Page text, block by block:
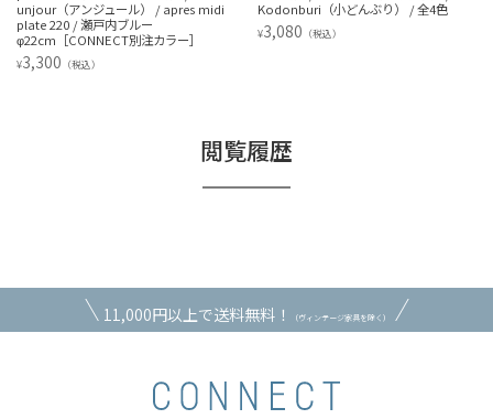
unjour（アンジュール） / apres midi
plate 220 / 瀬戸内ブルー
φ22cm［CONNECT別注カラー］
¥3,300 （税込）
Kodonburi（小どんぶり） / 全4色
¥3,080 （税込）
閲覧履歴
11,000円以上で送料無料！ （ヴィンテージ家具を除く）